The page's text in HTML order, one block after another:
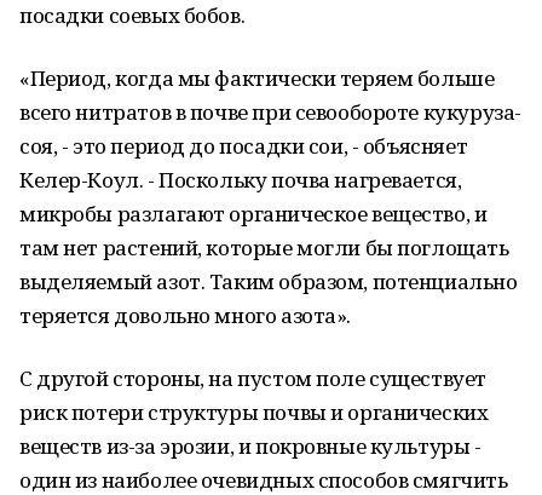
посадки соевых бобов.
«Период, когда мы фактически теряем больше
всего нитратов в почве при севообороте кукуруза-
соя, - это период до посадки сои, - объясняет
Келер-Коул. - Поскольку почва нагревается,
микробы разлагают органическое вещество, и
там нет растений, которые могли бы поглощать
выделяемый азот. Таким образом, потенциально
теряется довольно много азота».
С другой стороны, на пустом поле существует
риск потери структуры почвы и органических
веществ из-за эрозии, и покровные культуры -
один из наиболее очевидных способов смягчить